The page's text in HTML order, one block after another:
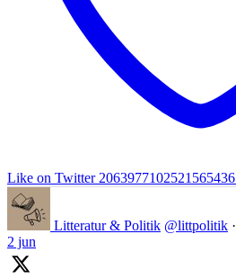
Like on Twitter 2063977102521565436
Litteratur & Politik @littpolitik ·
2 jun